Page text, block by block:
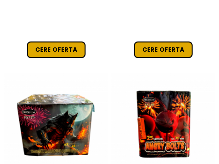
CERE OFERTA CERE OFERTA